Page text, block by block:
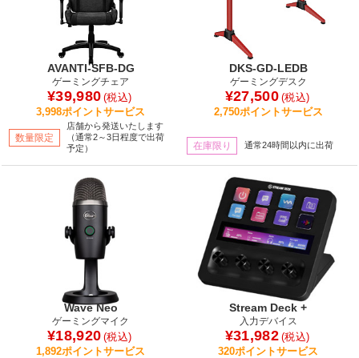
AVANTI-SFB-DG
ゲーミングチェア
¥39,980 (税込)
3,998ポイントサービス
数量限定
店舗から発送いたします
（通常2～3日程度で出荷
予定）
DKS-GD-LEDB
ゲーミングデスク
¥27,500 (税込)
2,750ポイントサービス
在庫限り 通常24時間以内に出荷
Wave Neo
ゲーミングマイク
¥18,920 (税込)
1,892ポイントサービス
Stream Deck +
入力デバイス
¥31,982 (税込)
320ポイントサービス